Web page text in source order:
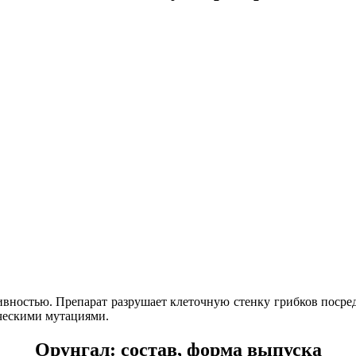
Препарат разрушает клеточную стенку грибков
мутациями.
Орунгал: состав, форма выпуска